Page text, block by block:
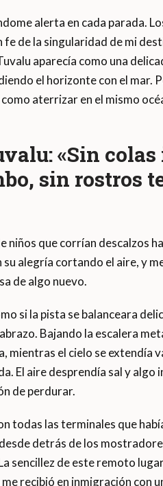
alerta en cada parada.
de la singularidad de mi
aparecía como una
el horizonte con el mar.
aterrizar en el mismo
«Sin
sin rostros
niños que corrían descalzos
alegría cortando el aire, y
de algo nuevo.
si la pista se balanceara
Bajando la escalera
mientras el cielo se extendía
El aire desprendía sal y
de perdurar.
las terminales que
detrás de los
sencillez de este remoto
recibió en inmigración con